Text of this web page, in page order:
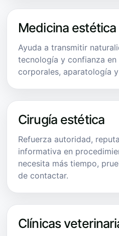
Medicina estética
Ayuda a transmitir
tecnología y confianza
corporales, aparatología
Cirugía estética
Refuerza autoridad,
informativa en
necesita más tiempo,
de contactar.
Clínicas